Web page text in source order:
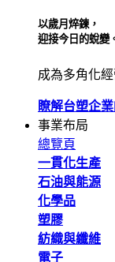
以歲月焠鍊，
迎接今日的蛻變
成為多角化
瞭解台塑企
事業布局
總覽頁
一貫化生產
石油與能源
化學品
塑膠
紡織與纖維
電子